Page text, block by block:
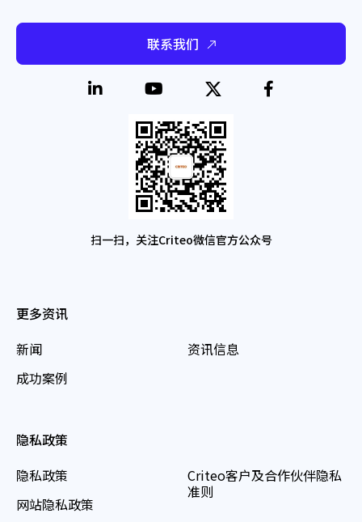
联系我们
扫一扫，关注Criteo微信官方公众号
更多资讯
新闻
成功案例
资讯信息
隐私政策
隐私政策
网站隐私政策
Criteo客户及合作伙伴隐私
准则